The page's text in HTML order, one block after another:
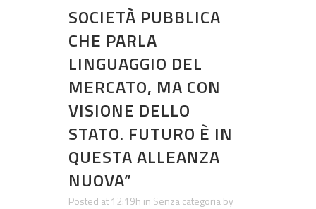
SOCIETÀ PUBBLICA
CHE PARLA
LINGUAGGIO DEL
MERCATO, MA CON
VISIONE DELLO
STATO. FUTURO È IN
QUESTA ALLEANZA
NUOVA”
Posted at 12:19h in Senza categoriaby